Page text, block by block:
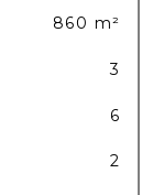
860 m²
3
6
2